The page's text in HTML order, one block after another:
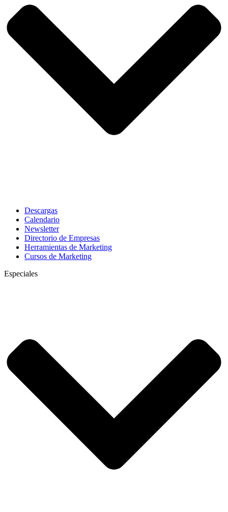
Descargas
Calendario
Newsletter
Directorio de Empresas
Herramientas de Marketing
Cursos de Marketing
Especiales